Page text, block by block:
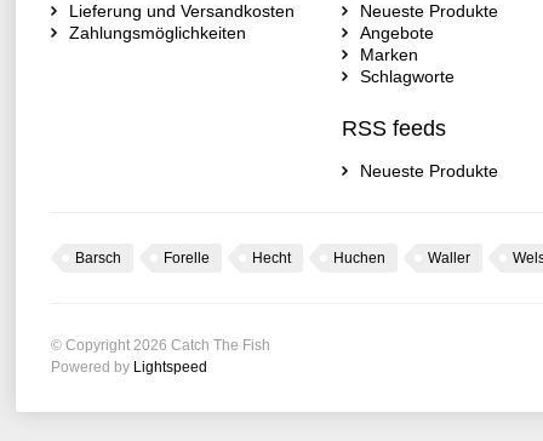
Lieferung und Versandkosten
Zahlungsmöglichkeiten
Neueste Produkte
Angebote
Marken
Schlagworte
RSS feeds
Neueste Produkte
Barsch Forelle Hecht Huchen Waller
© Copyright 2026 Catch The Fish
Powered by Lightspeed